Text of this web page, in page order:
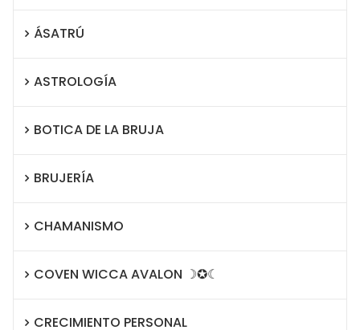
ÁSATRÚ
ASTROLOGÍA
BOTICA DE LA BRUJA
BRUJERÍA
CHAMANISMO
COVEN WICCA AVALON ☽✪☾
CRECIMIENTO PERSONAL